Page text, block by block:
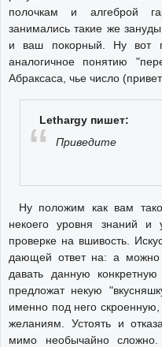
полочкам и алгеброй
занимались такие же
и ваш покорный. Ну вот
аналогичное понятию
Абраксаса, чье число
Lethargy пишет:
Приведите
Ну положим как вам
некоего уровня знаний и
проверке на вшивость.
дающей ответ на: а можно
давать данную
предложат некую
именно под него
желаниям. Устоять и
мимо необычайно